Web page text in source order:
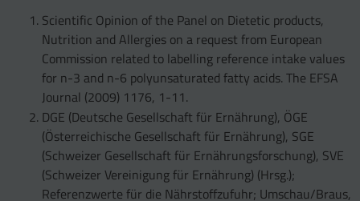
Scientific Opinion of the Panel on Dietetic products,
Nutrition and Allergies on a request from European
Commission related to labelling reference intake values
for n-3 and n-6 polyunsaturated fatty acids. The EFSA
Journal (2009) 1176, 1-11.
DGE (Deutsche Gesellschaft für Ernährung), ÖGE
(Österreichische Gesellschaft für Ernährung), SGE
(Schweizer Gesellschaft für Ernährungsforschung), SVE
(Schweizer Vereinigung für Ernährung) (Hrsg.);
Referenzwerte für die Nährstoffzufuhr; Umschau/Braus,